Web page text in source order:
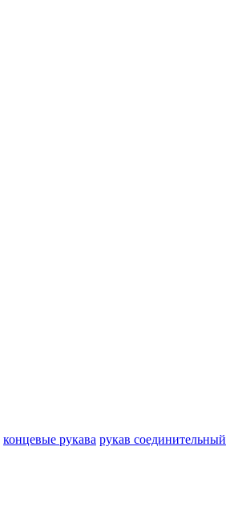
концевые рукава рукав соединительный